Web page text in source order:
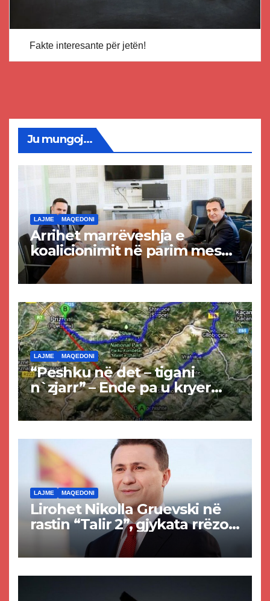
Fakte interesante për jetën!
Ju mungoj...
LAJME MAQEDONI
Arrihet marrëveshja e
koalicionimit në parim mes
Kurtit dhe Abdixhikut
LAJME MAQEDONI
“Peshku në det – tigani
n`zjarr” – Ende pa u kryer
projekti i tunelit, komuna e
Tetovës nis punimet për
LAJME MAQEDONI
Lirohet Nikolla Gruevski në
rastin “Talir 2”, gjykata rrëzon
akuzat për ndërtimin e
paligjshëm të selisë së